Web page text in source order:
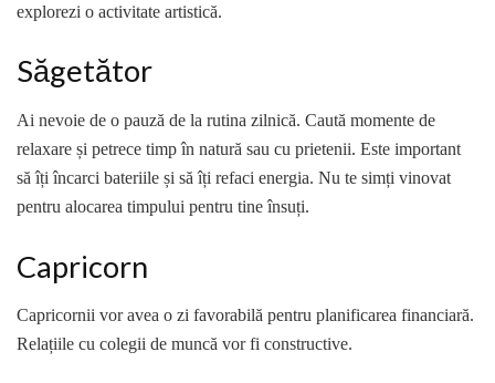
explorezi o activitate artistică.
Săgetător
Ai nevoie de o pauză de la rutina zilnică. Caută momente de
relaxare și petrece timp în natură sau cu prietenii. Este important
să îți încarci bateriile și să îți refaci energia. Nu te simți vinovat
pentru alocarea timpului pentru tine însuți.
Capricorn
Capricornii vor avea o zi favorabilă pentru planificarea financiară.
Relațiile cu colegii de muncă vor fi constructive.